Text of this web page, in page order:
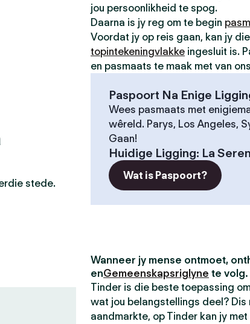
stede.
jou persoonlikheid te spog.
Daarna is jy reg om te begin
Voordat jy op reis gaan, kan jy die
topintekeningvlakke ingesluit is.
en pasmaats te maak met van
Paspoort Na Enige
Wees pasmaats met
wêreld. Parys, Los Angeles,
Gaan!
Huidige Ligging: La
Wat is Paspoort?
Wanneer jy mense ontmoet,
enGemeenskapsriglyne te volg.
Tinder is die beste toepassing
wat jou belangstellings deel?
aandmarkte, op Tinder kan jy